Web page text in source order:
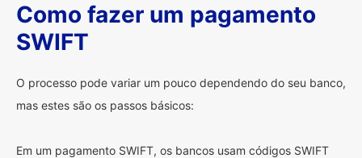
Como fazer um pagamento
SWIFT
O processo pode variar um pouco dependendo do seu banco,
mas estes são os passos básicos:
Em um pagamento SWIFT, os bancos usam códigos SWIFT